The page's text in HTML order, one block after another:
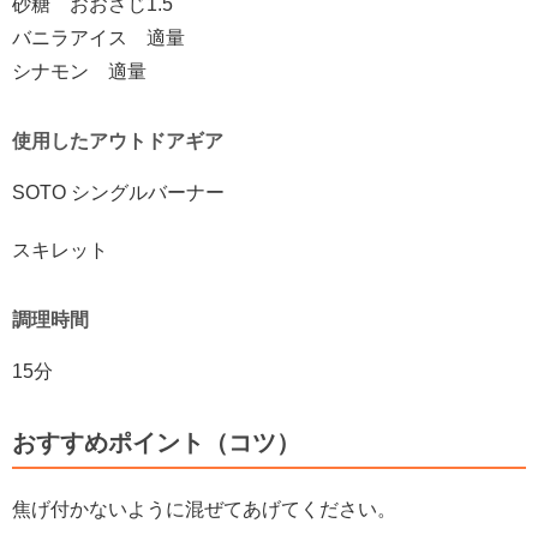
バニラアイス 適量
シナモン 適量
使用したアウトドアギア
SOTO シングルバーナー
スキレット
調理時間
15分
おすすめポイント（コツ）
焦げ付かないように混ぜてあげてください。